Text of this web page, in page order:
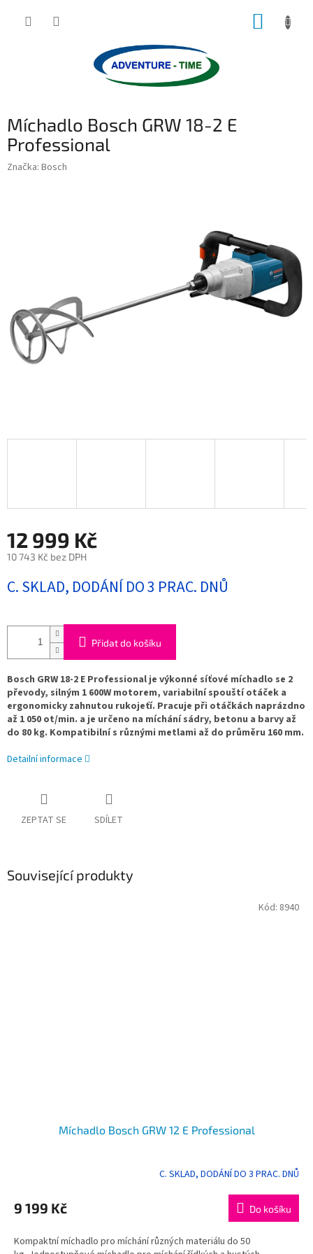
Míchadlo Bosch GRW 18-2 E
Professional
Značka: Bosch
12 999 Kč
10 743 Kč bez DPH
cena:
C. SKLAD, DODÁNÍ DO 3 PRAC. DNŮ
Přidat do košíku
Bosch GRW 18-2 E Professional je výkonné síťové míchadlo se 2
převody, silným 1 600W motorem, variabilní spouští otáček a
ergonomicky zahnutou rukojeťí. Pracuje při otáčkách naprázdno
až 1 050 ot/min. a je určeno na míchání sádry, betonu a barvy až
do 80 kg. Kompatibilní s různými metlami až do průměru 160 mm.
Detailní informace
ZEPTAT SE SDÍLET
Související produkty
Míchadlo Bosch GRW 12 E Professional
C. SKLAD, DODÁNÍ DO 3 PRAC. DNŮ
9 199 Kč Do košíku
Kompaktní míchadlo pro míchání různých materiálu do 50
Kód: 8940